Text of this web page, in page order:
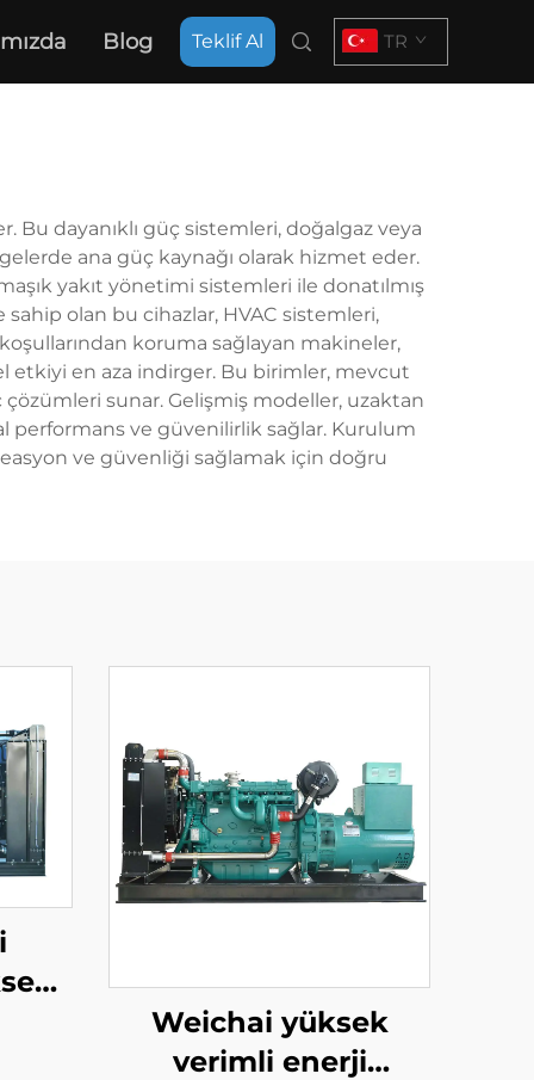
Blog Teklif Al TR
Bu dayanıklı güç sistemleri, doğalgaz veya
ana güç kaynağı olarak hizmet eder.
yakıt yönetimi sistemleri ile donatılmış
olan bu cihazlar, HVAC sistemleri,
koruma sağlayan makineler,
etkiyi en aza indirger. Bu birimler, mevcut
sunar. Gelişmiş modeller, uzaktan
performans ve güvenilirlik sağlar. Kurulum
ve güvenliği sağlamak için doğru
Weichai yüksek
verimli enerji